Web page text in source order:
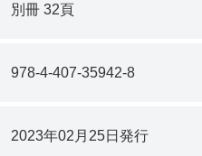
別冊 32頁
978-4-407-35942-8
2023年02月25日発行